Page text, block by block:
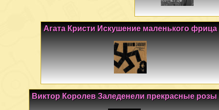
Агата Кристи Искушение маленького фрица
Виктор Королев Заледенели прекрасные розы